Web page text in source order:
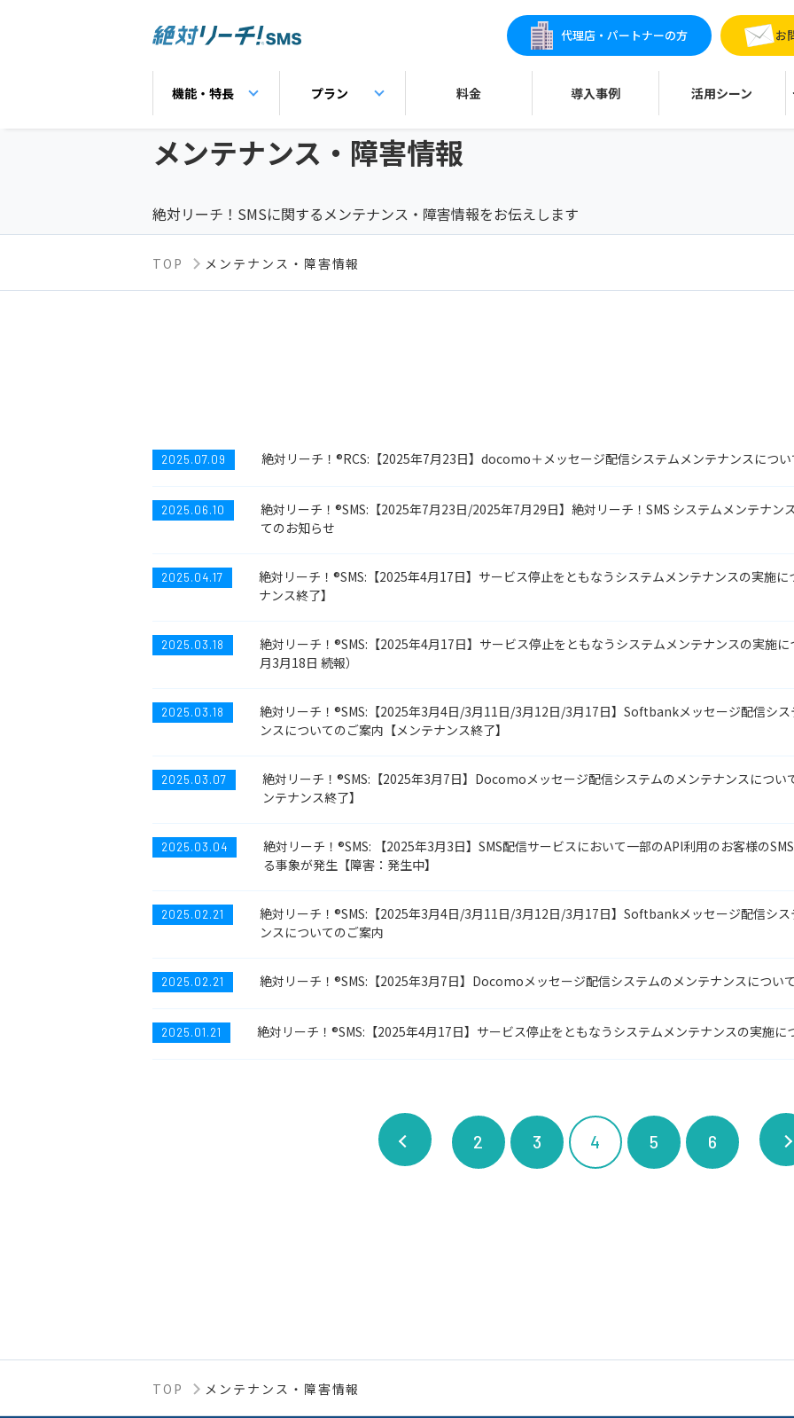
代理店・パートナーの方 お
機能・特長 プラン 料金 導入事例 活用シーン
メンテナンス・ 障害情報
絶対リーチ！SMSに関するメンテナンス・障害情報をお伝えします
TOP メンテナンス・障害情報
2025.07.09 絶対リーチ！®RCS:【2025年7月23日】docomo＋メッセージ配信システムメンテナンスにつ
2025.06.10
絶対リーチ！®SMS:【2025年7月23日/2025年7月29日】絶対リーチ！SMS システムメンテナン
てのお知らせ
2025.04.17
絶対リーチ！®SMS:【2025年4月17日】サービス停止をともなうシステムメンテナンスの実施に
ナンス終了】
2025.03.18
絶対リーチ！®SMS:【2025年4月17日】サービス停止をともなうシステムメンテナンスの実施
月3月18日 続報）
2025.03.18
絶対リーチ！®SMS:【2025年3月4日/3月11日/3月12日/3月17日】Softbankメッセージ配信シ
ンスについてのご案内【メンテナンス終了】
2025.03.07
絶対リーチ！®SMS:【2025年3月7日】Docomoメッセージ配信システムのメンテナンスについ
ンテナンス終了】
2025.03.04
絶対リーチ！®SMS: 【2025年3月3日】SMS配信サービスにおいて一部のAPI利用のお客様の
る事象が発生【障害：発生中】
2025.02.21
絶対リーチ！®SMS:【2025年3月4日/3月11日/3月12日/3月17日】Softbankメッセージ配信シ
ンスについてのご案内
2025.02.21 絶対リーチ！®SMS:【2025年3月7日】Docomoメッセージ配信システムのメンテナンスについ
2025.01.21 絶対リーチ！®SMS:【2025年4月17日】サービス停止をともなうシステムメンテナンスの実施に
2 3 4 5 6
TOP メンテナンス・障害情報